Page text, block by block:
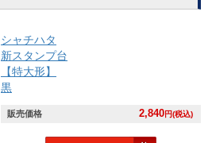
シャチハタ
新スタンプ台
【特大形】
黒
販売価格 2,840円(税込)